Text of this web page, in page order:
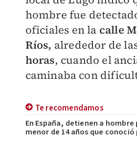
hombre fue
oficiales en la calle
Ríos, alrededor de
horas, cuando el
caminaba con
Te recomendamos
En España, detienen a hombre
menor de 14 años que